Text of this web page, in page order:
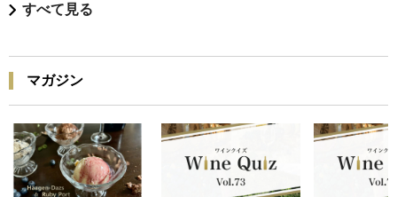
すべて見る
マガジン